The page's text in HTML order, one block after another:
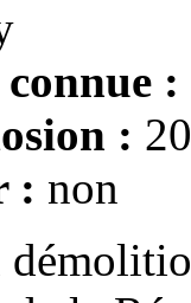
:
:
: non